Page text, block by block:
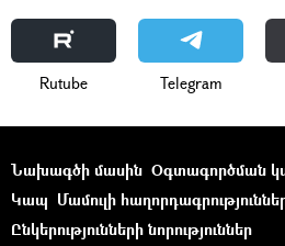
Rutube Telegram
Նախագծի մասին Օգտագործման
Կապ Մամուլի
Ընկերությունների նորություններ